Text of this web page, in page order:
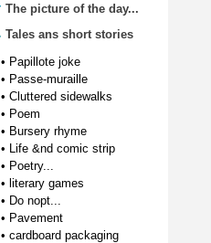
The picture of the day...
Tales ans short stories
• Papillote joke
• Passe-muraille
• Cluttered sidewalks
• Poem
• Bursery rhyme
• Life &nd comic strip
• Poetry...
• literary games
• Do nopt...
• Pavement
• cardboard packaging